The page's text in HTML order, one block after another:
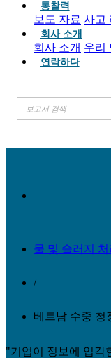
통찰력
보도 자료 사고
회사 소개
회사 소개 우리
연락하다
물 및 슬러지 처
/
베트남 수중 청
"기업이 정보에 입각